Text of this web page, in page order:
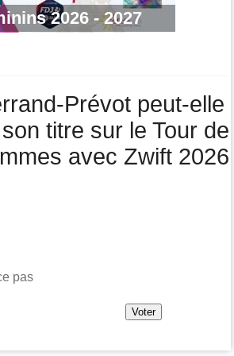
heure et quelle chaîne la 5e étape ?
? Conserver ce maillot de leader"
sont sur Youtube : Cyclism'Actu TV
2026 - 2027
Prévot peut-elle
titre sur le Tour de
avec Zwift 2026
pas